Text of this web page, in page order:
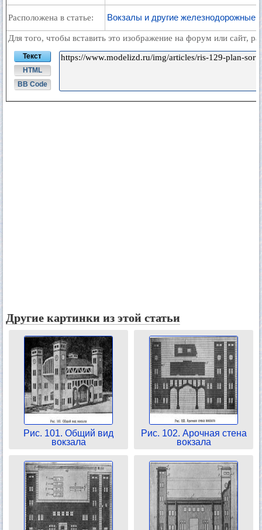
Расположена в статье: Вокзалы и другие железнодорожные
Для того, чтобы вставить это изображение на форум или сайт,
Текст
HTML
BB Code
Другие картинки из этой статьи
Рис. 101. Общий вид
вокзала
Рис. 102. Арочная стена
вокзала